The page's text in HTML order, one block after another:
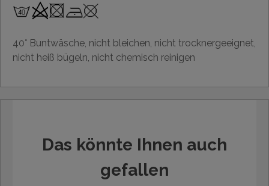
40° Buntwäsche, nicht bleichen, nicht trocknergeeignet,
nicht heiß bügeln, nicht chemisch reinigen
Das könnte Ihnen auch
gefallen